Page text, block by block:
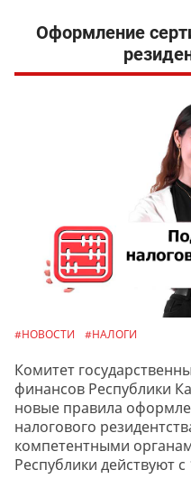
Оформление
#НОВОСТИ #НАЛОГИ
Комитет
финансов Республики
новые правила
налогового
компетентными
Республики действуют с